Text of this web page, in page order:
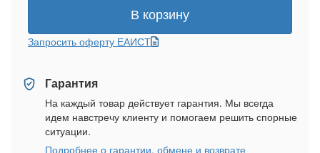
В корзину
Запросить оферту ЕАИСТ
Гарантия
На каждый товар действует гарантия. Мы всегда
идем навстречу клиенту и помогаем решить спорные
ситуации.
Подробнее о гарантии, обмене и возврате